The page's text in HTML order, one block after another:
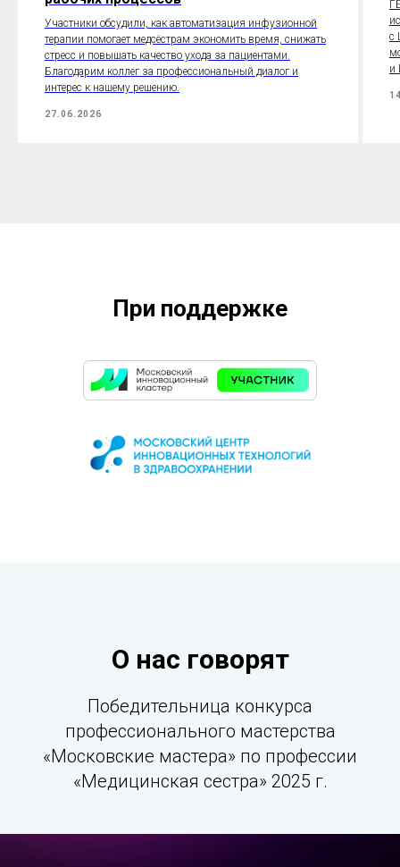
Участники обсудили, как автоматизация инфузионной
терапии помогает медсёстрам экономить время, снижать
стресс и повышать качество ухода за пациентами.
Благодарим коллег за профессиональный диалог и
интерес к нашему решению.
27.06.2026
с
и
При поддержке
О нас говорят
Победительница конкурса
профессионального мастерства
«Московские мастера» по профессии
«Медицинская сестра» 2025 г.